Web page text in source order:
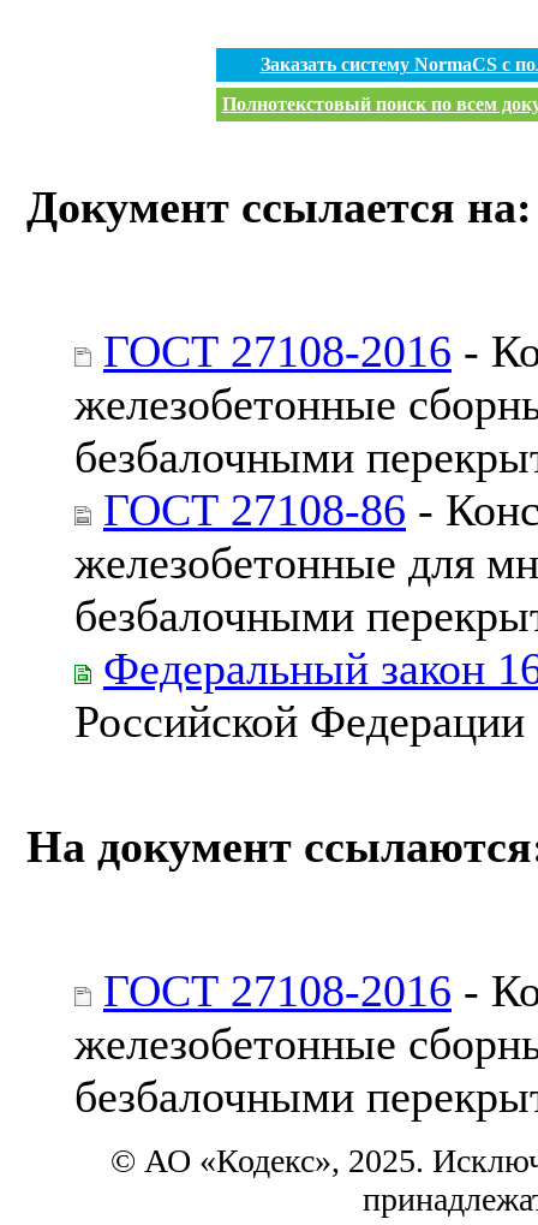
Заказать систему NormaCS с
Полнотекстовый поиск по всем
Документ ссылается на:
ГОСТ 27108-2016 -
железобетонные
безбалочными
ГОСТ 27108-86 -
железобетонные для
безбалочными
Федеральный закон
Российской Федерации
На документ
ГОСТ 27108-2016 -
железобетонные
безбалочными
© АО «Кодекс», 2025.